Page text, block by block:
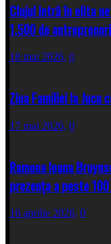
Clujul intră în elita
1.500 de
18 mai 2026, 0
Ziua Familiei la
17 mai 2026, 0
Ramona Ioana
prezența a peste
16 aprilie 2026, 0